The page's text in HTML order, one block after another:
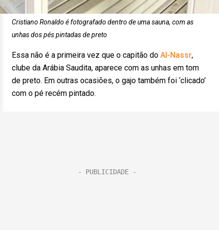
Cristiano Ronaldo é fotografado dentro de uma sauna, com as
unhas dos pés pintadas de preto
Essa não é a primeira vez que o capitão do Al-Nassr,
clube da Arábia Saudita, aparece com as unhas em tom
de preto. Em outras ocasiões, o gajo também foi ‘clicado’
com o pé recém pintado.